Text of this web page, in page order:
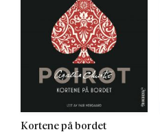
Kortene på bordet